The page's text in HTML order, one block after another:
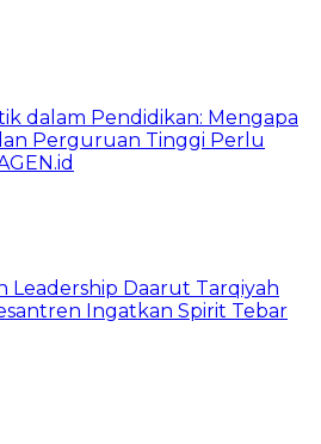
dalam Pendidikan: Mengapa
Perguruan Tinggi Perlu
Leadership Daarut Tarqiyah
Ingatkan Spirit Tebar